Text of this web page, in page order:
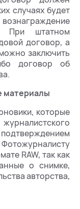
случаях будет
При штатном
договор, а
заключить
договор об
материалы
которые
подтверждением
RAW, так как
о снимке,
авторства,